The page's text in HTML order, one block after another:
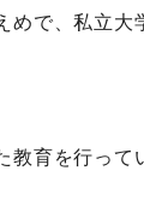
で、私立大
育を行って